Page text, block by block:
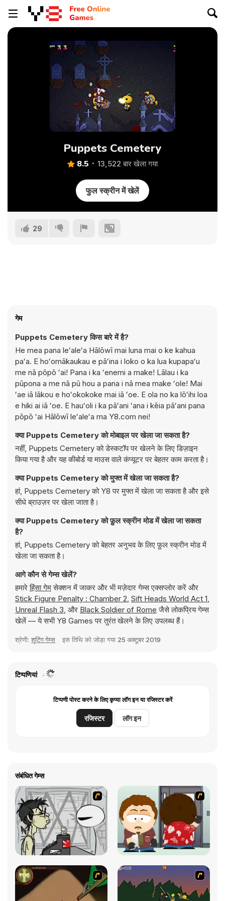
Puppets Cemetery
8.5 13,522 बार खेला गया
फुल स्क्रीन में खेलें
29
गेम
Puppets Cemetery किस बारे में है?
He mea pana leʻaleʻa Hālōwī mai luna mai o ke kahua
paʻa. E hoʻomākaukau e pāʻina i loko o ka lua kupapaʻu
me nā pōpō ʻai! Pana i ka ʻenemi a make! Lālau i ka
pūpona a me nā pū hou a pana i nā mea make ʻole! Mai
ʻae iā lākou e hoʻokokoke mai iā ʻoe. E ola no ka lōʻihi loa
e hiki ai iā ʻoe. E hauʻoli i ka pāʻani ʻana i kēia pāʻani pana
pōpō ʻai Hālōwī leʻaleʻa ma Y8.com nei!
क्या Puppets Cemetery को मोबाइल पर खेला जा सकता है?
नहीं, Puppets Cemetery को डेस्कटॉप पर खेलने के लिए डिज़ाइन
किया गया है और यह कीबोर्ड या माउस वाले कंप्यूटर पर बेहतर काम करता है।
क्या Puppets Cemetery को मुफ्त में खेला जा सकता है?
हां, Puppets Cemetery को Y8 पर मुफ्त में खेला जा सकता है और इसे
सीधे ब्राउज़र पर खेला जाता है।
क्या Puppets Cemetery को फ़ुल स्क्रीन मोड में खेला जा सकता
है?
हां, Puppets Cemetery को बेहतर अनुभव के लिए फ़ुल स्क्रीन मोड में
खेला जा सकता है।
आगे कौन से गेम्स खेलें?
हमारेहिंसा गेमसेक्शन में जाकर और भी मज़ेदार गेम्स एक्सप्लोर करें और
Stick Figure Penalty : Chamber 2, Sift Heads World Act 1,
Unreal Flash 3, और Black Soldier of Rome जैसे लोकप्रिय गेम्स
खेलें — ये सभी Y8 Games पर तुरंत खेलने के लिए उपलब्ध हैं।
श्रेणी: शूटिंग गेम्स इस तिथि को जोड़ा गया 25 अक्टूबर 2019
टिप्पणियां
टिप्पणी पोस्ट करने के लिए कृप्या लॉग इन या रजिस्टर करें
रजिस्टर लॉग इन
संबंधित गेम्स